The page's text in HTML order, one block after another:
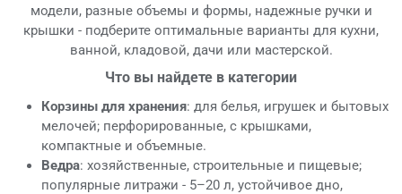
модели, разные объемы и формы, надежные ручки и
крышки - подберите оптимальные варианты для кухни,
ванной, кладовой, дачи или мастерской.
Что вы найдете в категории
Корзины для хранения: для белья, игрушек и бытовых
мелочей; перфорированные, с крышками,
компактные и объемные.
Ведра: хозяйственные, строительные и пищевые;
популярные литражи - 5–20 л, устойчивое дно,